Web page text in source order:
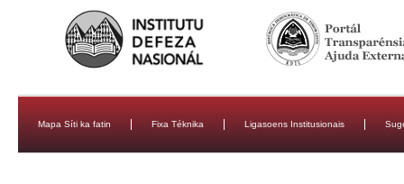
Mapa Síti ka fatin Fixa Téknika Ligasoens Institusionais